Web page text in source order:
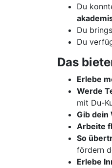
Du
Du
Du
Das
Erlebe
Werde
mit Du-
Gib dein
Arbeite
So
fördern
Erlebe